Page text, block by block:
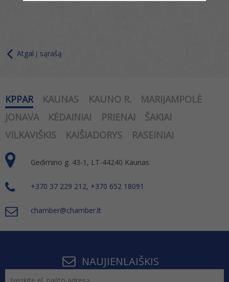
Atgal į sąrašą
KPPAR KAUNAS KAUNO R.
MARIJAMPOLĖ
JONAVA
KĖDAINIAI PRIENAI
ŠAKIAI
VILKAVIŠKIS
KAIŠIADORYS RASEINIAI
Gedimino g. 43-1, LT-44240 Kaunas
+370 37 229 212, +370 652 18091
chamber@chamber.lt
NAUJIENLAIŠKIS